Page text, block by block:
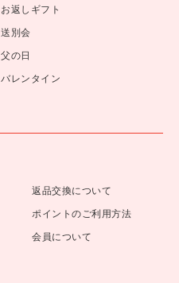
お返しギフト
送別会
父の日
バレンタイン
返品交換について
ポイントのご利用方法
会員について